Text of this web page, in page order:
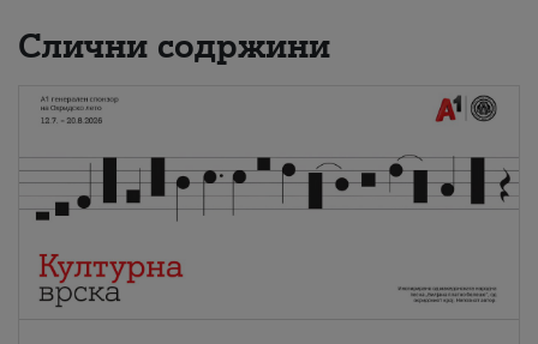
Слични содржини